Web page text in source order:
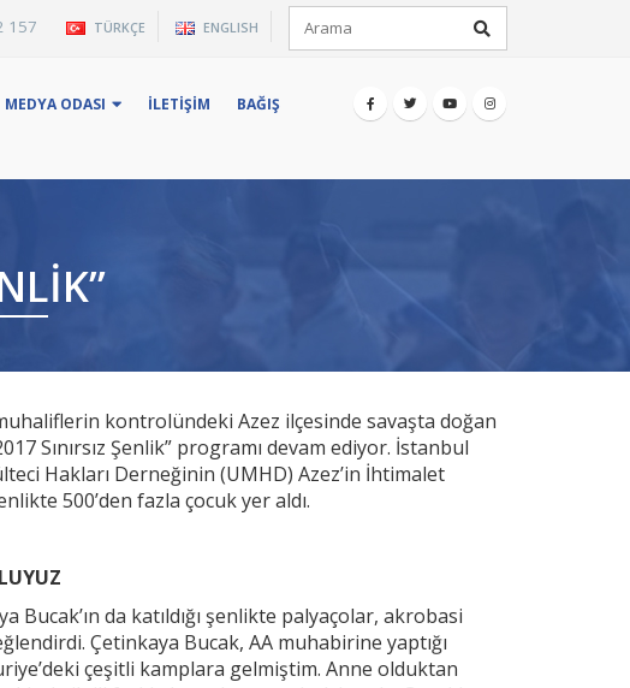
157 TÜRKÇE ENGLISH
MEDYA ODASI İLETIŞIM BAĞIŞ
kontrolündeki Azez ilçesinde savaşta doğan
Sınırsız Şenlik” programı devam ediyor. İstanbul
Hakları Derneğinin (UMHD) Azez’in İhtimalet
500’den fazla çocuk yer aldı.
Bucak’ın da katıldığı şenlikte palyaçolar, akrobasi
Çetinkaya Bucak, AA muhabirine yaptığı
çeşitli kamplara gelmiştim. Anne olduktan